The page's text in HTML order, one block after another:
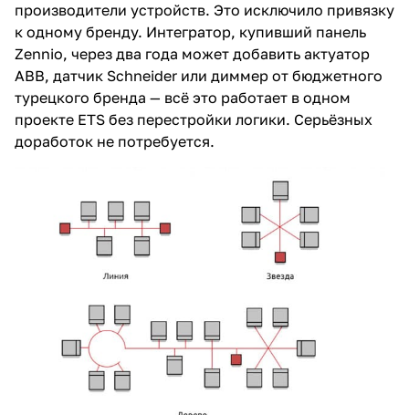
производители устройств. Это исключило привязку
к одному бренду. Интегратор, купивший панель
Zennio, через два года может добавить актуатор
ABB, датчик Schneider или диммер от бюджетного
турецкого бренда — всё это работает в одном
проекте ETS без перестройки логики. Серьёзных
доработок не потребуется.